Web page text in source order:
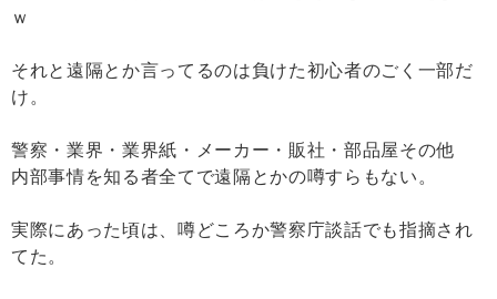
ｗ
それと遠隔とか言ってるのは負けた初心者のごく一部だ
け。
警察・業界・業界紙・メーカー・販社・部品屋その他
内部事情を知る者全てで遠隔とかの噂すらもない。
実際にあった頃は、噂どころか警察庁談話でも指摘され
てた。